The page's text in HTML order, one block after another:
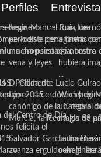
y
vuelve por
una propuesta
Pedida de
2015
del Centro de Día
felicita el
Perfiles
Jesús Manuel Ruiz, un
periodista ceheginero con
mucha psicología, teatro
vena y leyes
D. Clemente Lucio Guirao
López, sacerdote
canónigo de la Catedral
Murcia, fallece a los 89
Salvador García Jiménez
avanza erguido en la
Juan
a tantas
de nuestra
hubiera
...
Wichy de
un regalo
magia de
Laura
ceheginera